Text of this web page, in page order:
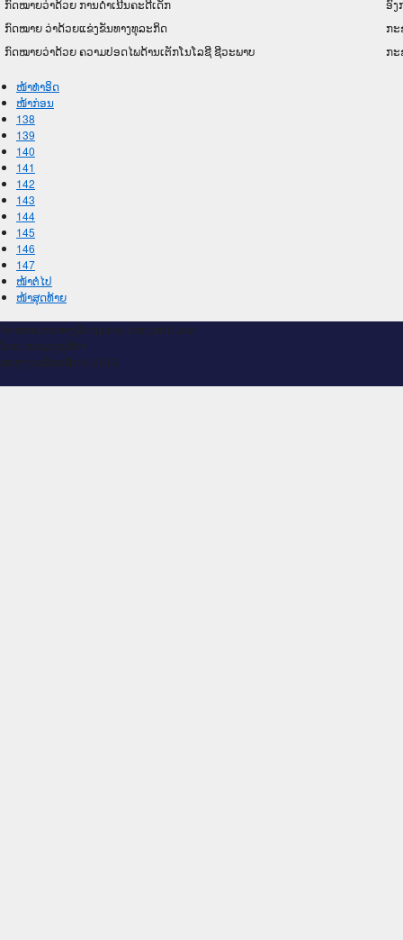
ກົດໝາຍວ່າດ້ວຍ ການດຳເນີນຄະດີເດັກ
ອົງ
ກົດໝາຍ ວ່າດ້ວຍແຂ່ງຂັນທາງທຸລະກິດ
ກະ
ກົດໝາຍວ່າດ້ວຍ ຄວາມປອດໄພດ້ານເຕັກໂນໂລຊີ ຊີວະພາບ
ກະ
ໜ້າທໍາອິດ
ໜ້າກ່ອນ
138
139
140
141
142
143
144
145
146
147
ໜ້າຕໍ່ໄປ
ໜ້າສຸດທ້າຍ
ຈົດ​ໝາຍ​ເຫດ​ທາງ​ລັດ​ຖະ​ການ ແຫ່ງ ສ​ປ​ປ ລາວ
ໂດຍ: ກະ​ຊວງຍຸ​ຕິ​ທຳ
ສະ​ຫງວນ​ລິ​ຂະ​ສິດ © 2013